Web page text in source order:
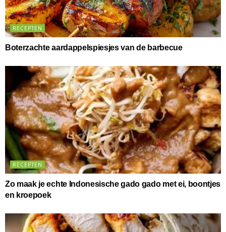
RECEPTEN
Boterzachte aardappelspiesjes van de barbecue
RECEPTEN
Zo maak je echte Indonesische gado gado met ei, boontjes
en kroepoek